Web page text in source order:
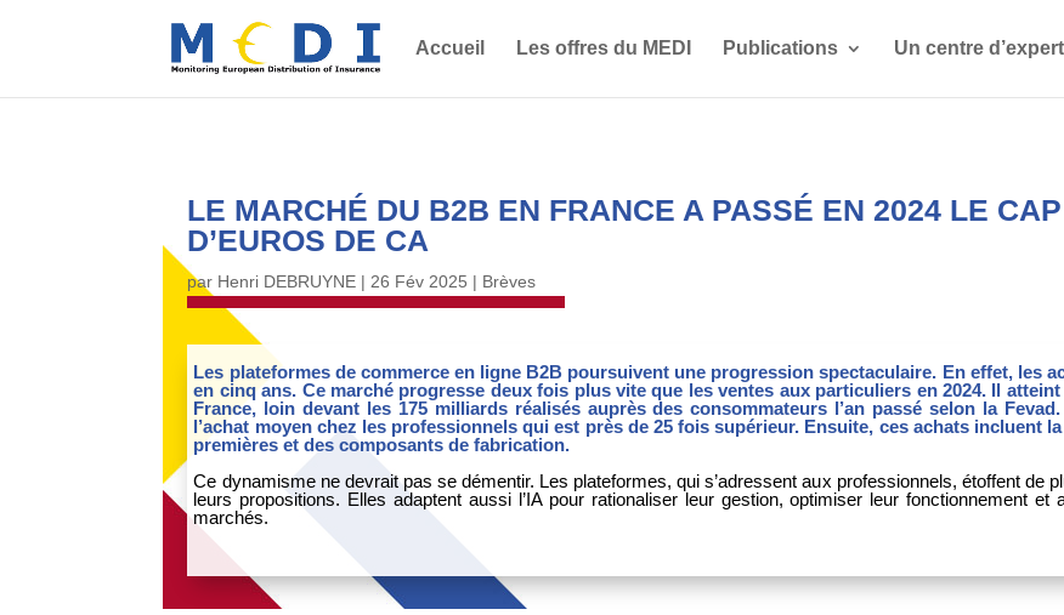
Accueil Les offres du MEDI Publications Un centre
LE MARCHÉ DU B2B EN FRANCE A PASSÉ EN 2024 LE
D’EUROS DE CA
par Henri DEBRUYNE | 26 Fév 2025 | Brèves
Les plateformes de commerce en ligne B2B poursuivent une progression spectaculaire. En effet, les
en cinq ans. Ce marché progresse deux fois plus vite que les ventes aux particuliers en 2024. Il
France, loin devant les 175 milliards réalisés auprès des consommateurs l’an passé selon la
l’achat moyen chez les professionnels qui est près de 25 fois supérieur. Ensuite, ces achats incluent
premières et des composants de fabrication.
Ce dynamisme ne devrait pas se démentir. Les plateformes, qui s’adressent aux professionnels, étoffent de
leurs propositions. Elles adaptent aussi l’IA pour rationaliser leur gestion, optimiser leur fonctionnement
marchés.